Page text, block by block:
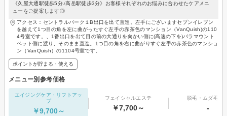
《久屋大通駅徒歩5分♪高岳駅徒歩3分》お客様それぞれのお悩みに合わせたケアメニ
ューをご提案します◎
アクセス：セントラルパーク１B出口を出て直進。左手にございますセブンイレブン
を越えて1つ目の角を左に曲がったすぐ左手の赤茶色のマンション（VanQuish)の110
4号室です。、1番出口を出て目の前の大通りを向かい側に(高速の下を)パラマウント
ベット側に渡り、そのまま直進。1つ目の角を右に曲がりすぐ左手の赤茶色のマンショ
ン（VanQuish）の1104号室です。
ポイントが貯まる・使える
メニュー別参考価格
エイジングケア・リフトアッ
プ
￥9,700～
フェイシャルエステ
￥7,700～
脱毛・ムダ毛処
-